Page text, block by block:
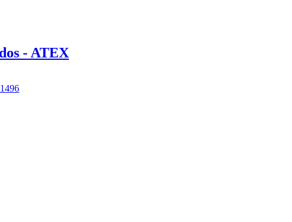
- ATEX